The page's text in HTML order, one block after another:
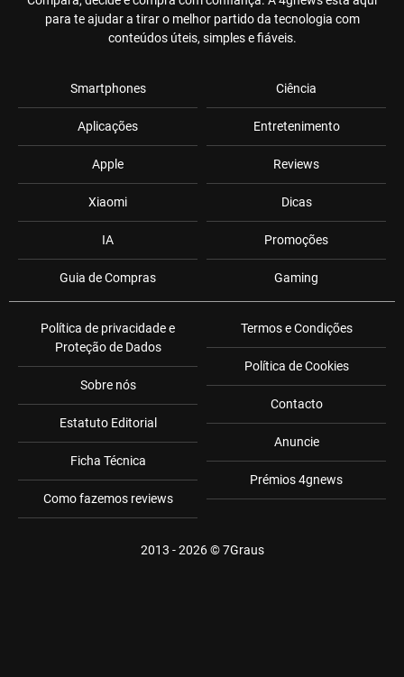
para te ajudar a tirar o melhor partido da tecnologia com
conteúdos úteis, simples e fiáveis.
Smartphones
Aplicações
Apple
Xiaomi
IA
Guia de Compras
Ciência
Entretenimento
Reviews
Dicas
Promoções
Gaming
Política de privacidade e
Proteção de Dados
Sobre nós
Estatuto Editorial
Ficha Técnica
Como fazemos reviews
Termos e Condições
Política de Cookies
Contacto
Anuncie
Prémios 4gnews
2013 - 2026 ©7Graus